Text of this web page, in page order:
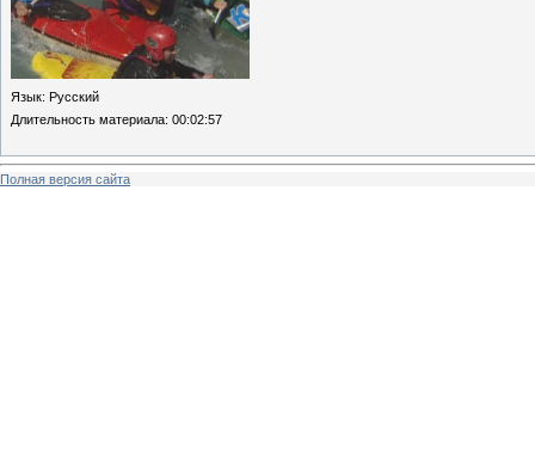
Язык: Русский
Длительность материала: 00:02:57
Полная версия сайта